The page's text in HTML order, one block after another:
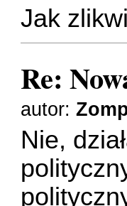
Jak
Re:
autor:
Nie,